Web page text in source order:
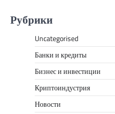
Рубрики
Uncategorised
Банки и кредиты
Бизнес и инвестиции
Криптоиндустрия
Новости